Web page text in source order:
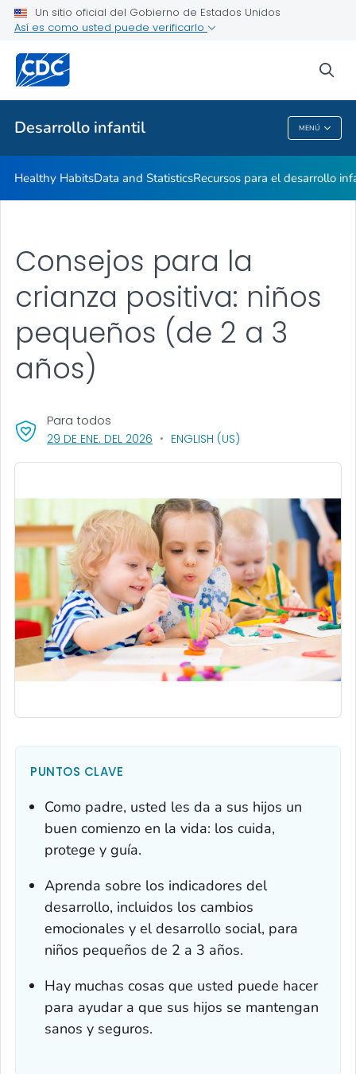
Un sitio oficial del Gobierno de Estados Unidos
Así es como usted puede verificarlo
Desarrollo infantil MENÚ
Recursos para el desarrollo infantil
Consejos para la crianza positiva de los hijos
Keeping Children with Disabilities Safe
VER TODO
Desarrollo Infantil
Healthy HabitsData and StatisticsRecursos para el desarrollo
Consejos para la
crianza positiva: niños
pequeños (de 2 a 3
años)
29 DE ENE. DEL 2026 , VISIT LINK FOR DETAILS.
ENGLISH (US)
Para todos
PUNTOS CLAVE
Como padre, usted les da a sus hijos un
buen comienzo en la vida: los cuida,
protege y guía.
Aprenda sobre los indicadores del
desarrollo, incluidos los cambios
emocionales y el desarrollo social, para
niños pequeños de 2 a 3 años.
Hay muchas cosas que usted puede hacer
para ayudar a que sus hijos se mantengan
sanos y seguros.